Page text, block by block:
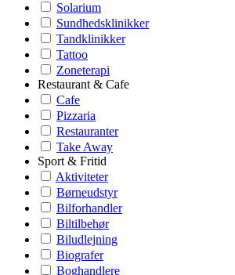
Solarium
Sundhedsklinikker
Tandklinikker
Tattoo
Zoneterapi
Restaurant & Cafe
Cafe
Pizzaria
Restauranter
Take Away
Sport & Fritid
Aktiviteter
Børneudstyr
Bilforhandler
Biltilbehør
Biludlejning
Biografer
Boghandlere